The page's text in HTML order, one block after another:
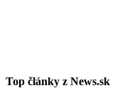
Top články z News.sk